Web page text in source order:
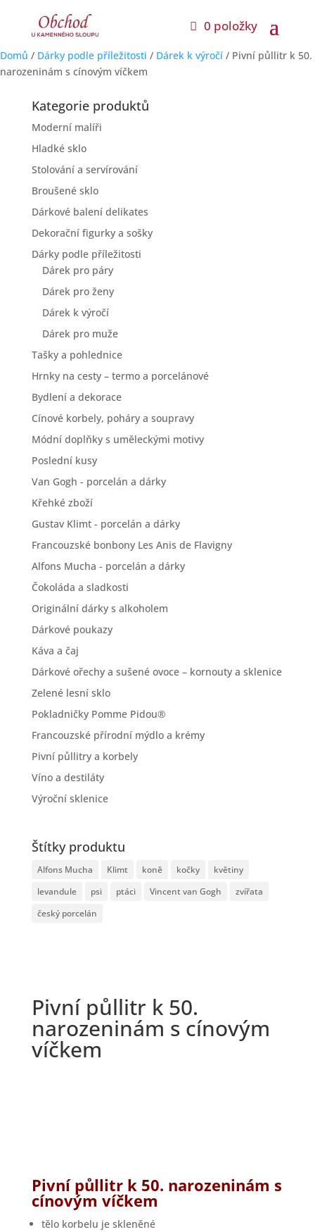
0 položky
Domů / Dárky podle příležitosti / Dárek k výročí / Pivní půllitr k 50.
narozeninám s cínovým víčkem
Kategorie produktů
Moderní malíři
Hladké sklo
Stolování a servírování
Broušené sklo
Dárkové balení delikates
Dekorační figurky a sošky
Dárky podle příležitosti
Dárek pro páry
Dárek pro ženy
Dárek k výročí
Dárek pro muže
Tašky a pohlednice
Hrnky na cesty – termo a porcelánové
Bydlení a dekorace
Cínové korbely, poháry a soupravy
Módní doplňky s uměleckými motivy
Poslední kusy
Van Gogh - porcelán a dárky
Křehké zboží
Gustav Klimt - porcelán a dárky
Francouzské bonbony Les Anis de Flavigny
Alfons Mucha - porcelán a dárky
Čokoláda a sladkosti
Originální dárky s alkoholem
Dárkové poukazy
Káva a čaj
Dárkové ořechy a sušené ovoce – kornouty a sklenice
Zelené lesní sklo
Pokladničky Pomme Pidou®
Francouzské přírodní mýdlo a krémy
Pivní půllitry a korbely
Víno a destiláty
Výroční sklenice
Štítky produktu
Alfons Mucha Klimt koně kočky
květiny
levandule
psi ptáci Vincent van Gogh
zvířata
český porcelán
Pivní půllitr k 50.
narozeninám s cínovým
víčkem
Pivní půllitr k 50. narozeninám s
cínovým víčkem
tělo korbelu je skleněné